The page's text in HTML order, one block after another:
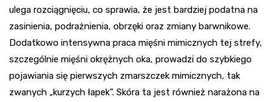
ulega rozciągnięciu, co sprawia, że jest bardziej podatna na
zasinienia, podrażnienia, obrzęki oraz zmiany barwnikowe.
Dodatkowo intensywna praca mięśni mimicznych tej strefy,
szczególnie mięśni okrężnych oka, prowadzi do szybkiego
pojawiania się pierwszych zmarszczek mimicznych, tak
zwanych „kurzych łapek”. Skóra ta jest również narażona na